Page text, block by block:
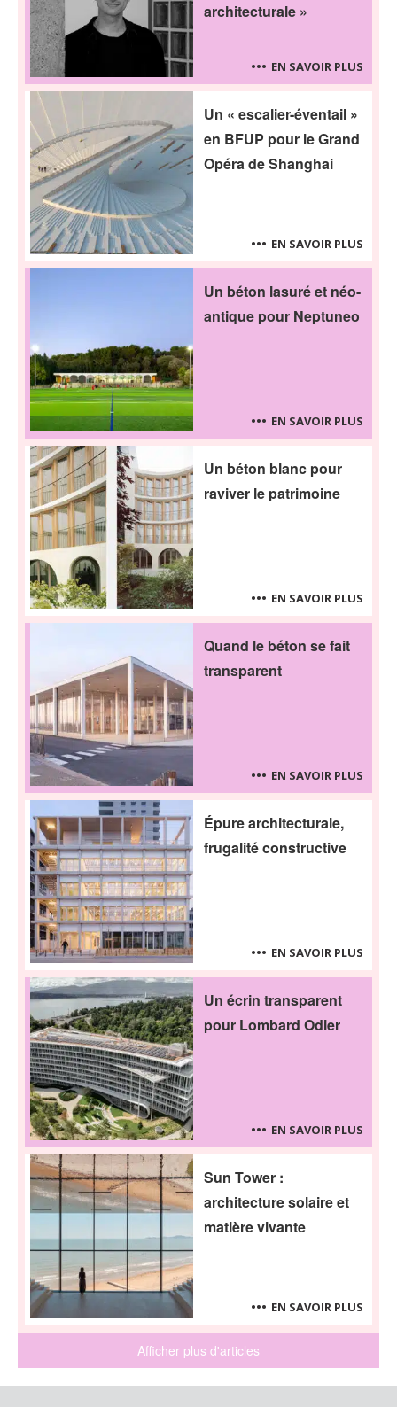
architecturale »
EN SAVOIR PLUS
Un « escalier-éventail »
en BFUP pour le Grand
Opéra de Shanghai
EN SAVOIR PLUS
Un béton lasuré et néo-
antique pour Neptuneo
EN SAVOIR PLUS
Un béton blanc pour
raviver le patrimoine
EN SAVOIR PLUS
Quand le béton se fait
transparent
EN SAVOIR PLUS
Épure architecturale,
frugalité constructive
EN SAVOIR PLUS
Un écrin transparent
pour Lombard Odier
EN SAVOIR PLUS
Sun Tower :
architecture solaire et
matière vivante
EN SAVOIR PLUS
Afficher plus d'articles